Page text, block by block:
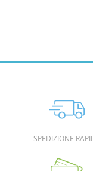
SPEDIZIONE